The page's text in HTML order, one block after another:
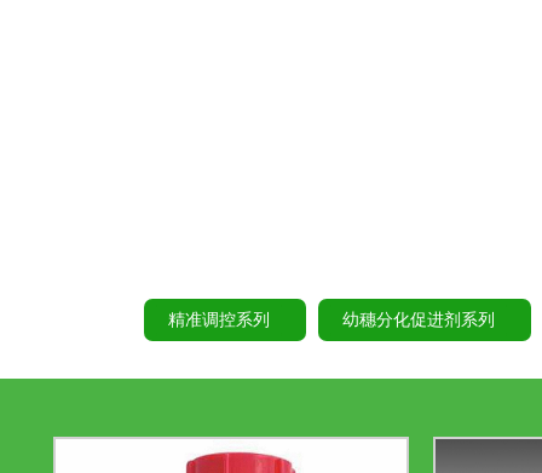
精准调控系列 幼穗分化促进剂系列